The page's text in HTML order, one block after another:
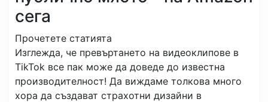
сега
Прочетете статията
Изглежда, че превъртането на видеоклипове в
TikTok все пак може да доведе до известна
производителност! Да виждаме толкова много
хора да създават страхотни дизайни в